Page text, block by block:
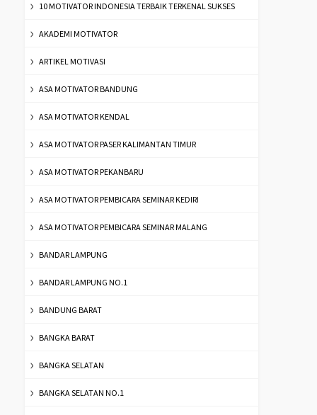
10 MOTIVATOR INDONESIA TERBAIK TERKENAL SUKSES
AKADEMI MOTIVATOR
ARTIKEL MOTIVASI
ASA MOTIVATOR BANDUNG
ASA MOTIVATOR KENDAL
ASA MOTIVATOR PASER KALIMANTAN TIMUR
ASA MOTIVATOR PEKANBARU
ASA MOTIVATOR PEMBICARA SEMINAR KEDIRI
ASA MOTIVATOR PEMBICARA SEMINAR MALANG
BANDAR LAMPUNG
BANDAR LAMPUNG NO.1
BANDUNG BARAT
BANGKA BARAT
BANGKA SELATAN
BANGKA SELATAN NO.1